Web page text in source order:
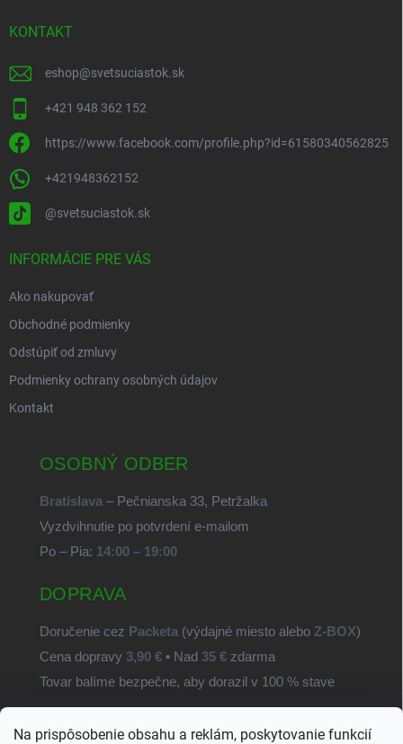
Na prispôsobenie obsahu a reklám, poskytovanie funkcií
KONTAKT
eshop@svetsuciastok.sk
+421 948 362 152
https://www.facebook.com/profile.php?id=61580340562825
+421948362152
@svetsuciastok.sk
INFORMÁCIE PRE VÁS
Ako nakupovať
Obchodné podmienky
Odstúpiť od zmluvy
Podmienky ochrany osobných údajov
Kontakt
OSOBNÝ ODBER
Bratislava – Pečnianska 33, Petržalka
Vyzdvihnutie po potvrdení e-mailom
Po – Pia: 14:00 – 19:00
DOPRAVA
Doručenie cez Packeta (výdajné miesto alebo Z-BOX)
Cena dopravy 3,90 € • Nad 35 € zdarma
Tovar balíme bezpečne, aby dorazil v 100 % stave